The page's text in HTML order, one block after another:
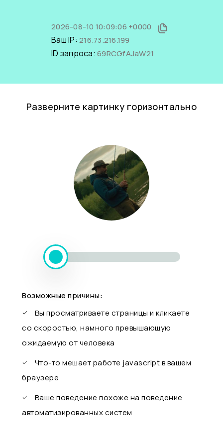
2026-08-10 10:09:06 +0000
Ваш IP: 216.73.216.199
ID запроса: 69RCGfAJaW21
Разверните картинку горизонтально
Возможные причины:
Вы просматриваете страницы и кликаете
со скоростью, намного превышающую
ожидаемую от человека
Что-то мешает работе javascript в вашем
браузере
Ваше поведение похоже на поведение
автоматизированных систем